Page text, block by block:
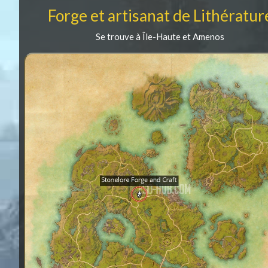
Forge et artisanat de
Se trouve à Île-Haute et Amenos